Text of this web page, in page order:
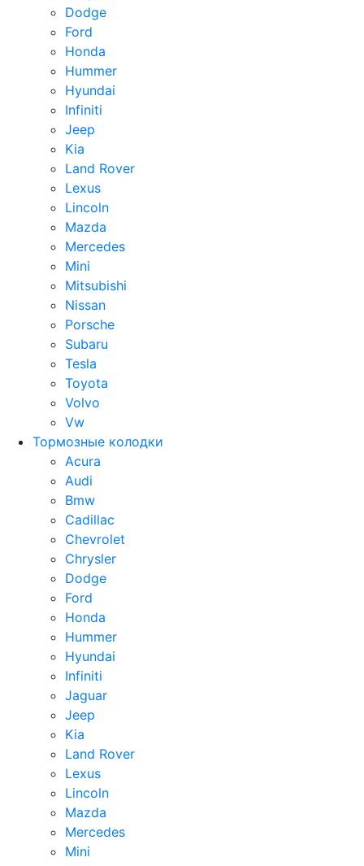
Dodge
Ford
Honda
Hummer
Hyundai
Infiniti
Jeep
Kia
Land Rover
Lexus
Lincoln
Mazda
Mercedes
Mini
Mitsubishi
Nissan
Porsche
Subaru
Tesla
Toyota
Volvo
Vw
Тормозные колодки
Acura
Audi
Bmw
Cadillac
Chevrolet
Chrysler
Dodge
Ford
Honda
Hummer
Hyundai
Infiniti
Jaguar
Jeep
Kia
Land Rover
Lexus
Lincoln
Mazda
Mercedes
Mini